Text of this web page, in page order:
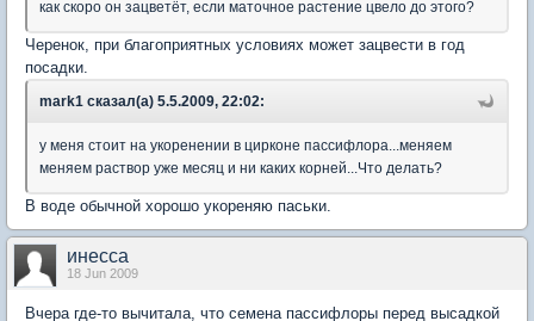
как скоро он зацветёт, если маточное растение цвело до этого?
Черенок, при благоприятных условиях может зацвести в год
посадки.
mark1 сказал(а) 5.5.2009, 22:02:
у меня стоит на укоренении в цирконе пассифлора...меняем
меняем раствор уже месяц и ни каких корней...Что делать?
В воде обычной хорошо укореняю паськи.
инесса
18 Jun 2009
Вчера где-то вычитала, что семена пассифлоры перед высадкой